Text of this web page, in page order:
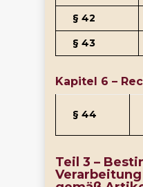
§ 42
§ 43
Kapitel 6 –
§ 44
Teil 3 –